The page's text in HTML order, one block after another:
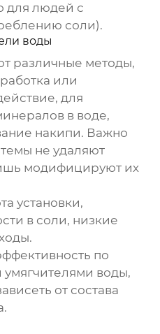
для людей с
соли).
воды
различные методы,
или
для
в воде,
накипи. Важно
не удаляют
модифицируют их
установки,
в соли, низкие
по
умягчителями воды,
от состава